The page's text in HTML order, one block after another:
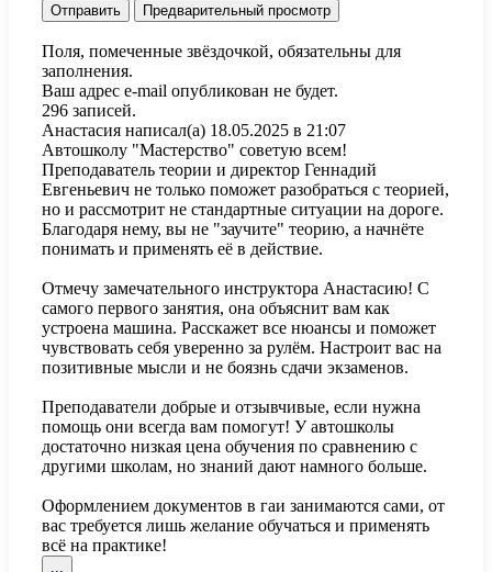
Поля, помеченные звёздочкой, обязательны для
заполнения.
Ваш адрес e-mail опубликован не будет.
296 записей.
Анастасия написал(а) 18.05.2025 в 21:07
Автошколу "Мастерство" советую всем!
Преподаватель теории и директор Геннадий
Евгеньевич не только поможет разобраться с теорией,
но и рассмотрит не стандартные ситуации на дороге.
Благодаря нему, вы не "заучите" теорию, а начнёте
понимать и применять её в действие.
Отмечу замечательного инструктора Анастасию! С
самого первого занятия, она объяснит вам как
устроена машина. Расскажет все нюансы и поможет
чувствовать себя уверенно за рулём. Настроит вас на
позитивные мысли и не боязнь сдачи экзаменов.
Преподаватели добрые и отзывчивые, если нужна
помощь они всегда вам помогут! У автошколы
достаточно низкая цена обучения по сравнению с
другими школам, но знаний дают намного больше.
Оформлением документов в гаи занимаются сами, от
вас требуется лишь желание обучаться и применять
всё на практике!